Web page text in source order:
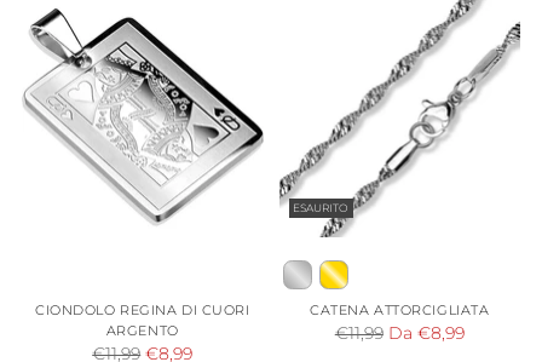
CIONDOLO REGINA DI CUORI
ARGENTO
Prezzo
€11,99 €8,99
ESAURITO
CATENA ATTORCIGLIATA
Prezzo
€11,99 Da €8,99